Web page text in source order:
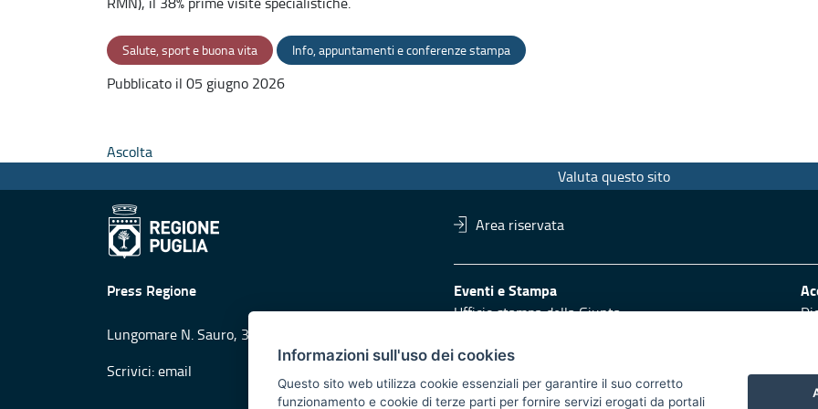
Salute, sport e buona vita Info, appuntamenti e conferenze stampa
Pubblicato il 05 giugno 2026
Ascolta
Valuta questo sito
Area riservata
Press Regione
Lungomare N. Sauro, 33 - 70121 Bari
Scrivici:email
Eventi e Stampa
Ufficio stampa della Giunta
Logo e identità regionale
Redazione
Informazioni sull'uso dei cookies
Questo sito web utilizza cookie essenziali per garantire il suo corretto
funzionamento e cookie di terze parti per fornire servizi erogati da portali